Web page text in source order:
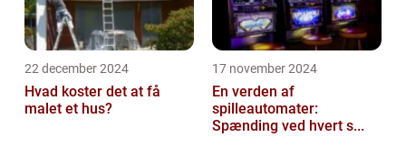
22 december 2024
Hvad koster det at få
malet et hus?
17 november 2024
En verden af
spilleautomater:
Spænding ved hvert s...